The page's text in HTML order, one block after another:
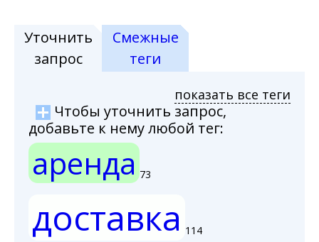
Уточнить
запрос
Смежные
теги
показать все теги
Чтобы уточнить запрос,
добавьте к нему любой тег:
аренда 73
доставка 114